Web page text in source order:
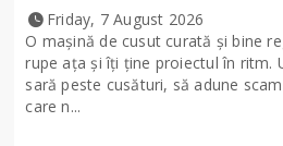
Friday, 7 August 2026
O mașină de cusut curată și bine
rupe ața și îți ține proiectul în ritm.
sară peste cusături, să adune
care n...